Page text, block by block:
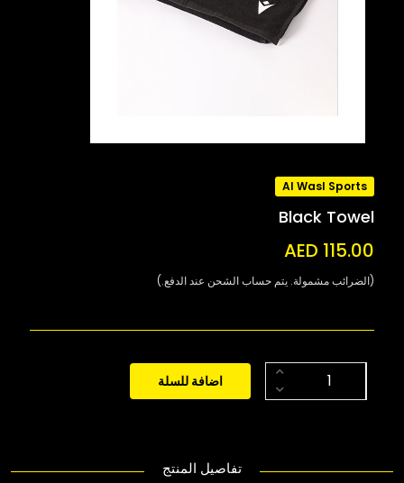
Al Wasl Sports
Black Towel
AED 115.00
(الضرائب مشمولة. يتم حساب الشحن عند الدفع.)
اضافة للسلة
تفاصيل المنتج